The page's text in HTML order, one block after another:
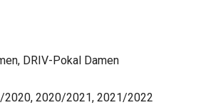
DRIV-Pokal Damen
2020/2021, 2021/2022